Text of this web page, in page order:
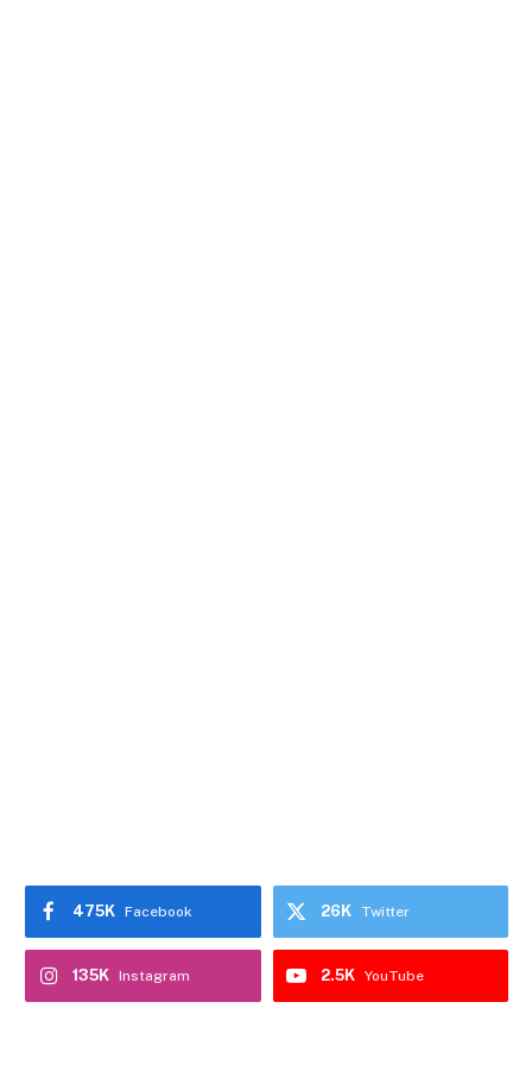
Facebook
475K Twitter
26K
Instagram
135K YouTube
2.5K